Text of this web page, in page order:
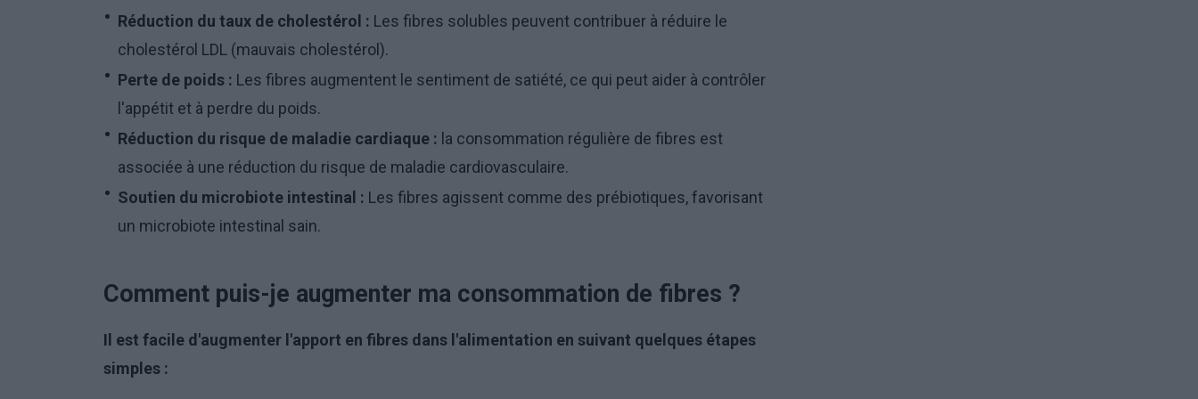
Réduction du taux de cholestérol : Les fibres solubles peuvent contribuer à réduire le
cholestérol LDL (mauvais cholestérol).
Perte de poids : Les fibres augmentent le sentiment de satiété, ce qui peut aider à contrôler
l'appétit et à perdre du poids.
Réduction du risque de maladie cardiaque : la consommation régulière de fibres est
associée à une réduction du risque de maladie cardiovasculaire.
Soutien du microbiote intestinal : Les fibres agissent comme des prébiotiques, favorisant
un microbiote intestinal sain.
Comment puis-je augmenter ma consommation de fibres ?
Il est facile d'augmenter l'apport en fibres dans l'alimentation en suivant quelques étapes
simples :